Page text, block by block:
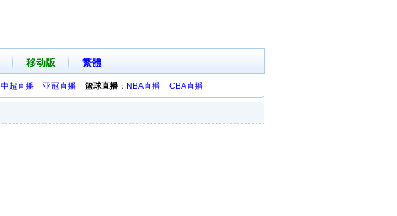
移动版 繁體
中超直播 亚冠直播 篮球直播 ： NBA直播 CBA直播